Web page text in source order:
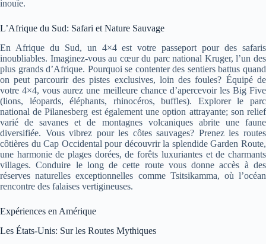
inouïe.
L’Afrique du Sud: Safari et Nature Sauvage
En Afrique du Sud, un 4×4 est votre passeport pour des safaris
inoubliables. Imaginez-vous au cœur du parc national Kruger, l’un des
plus grands d’Afrique. Pourquoi se contenter des sentiers battus quand
on peut parcourir des pistes exclusives, loin des foules? Équipé de
votre 4×4, vous aurez une meilleure chance d’apercevoir les Big Five
(lions, léopards, éléphants, rhinocéros, buffles). Explorer le parc
national de Pilanesberg est également une option attrayante; son relief
varié de savanes et de montagnes volcaniques abrite une faune
diversifiée. Vous vibrez pour les côtes sauvages? Prenez les routes
côtières du Cap Occidental pour découvrir la splendide Garden Route,
une harmonie de plages dorées, de forêts luxuriantes et de charmants
villages. Conduire le long de cette route vous donne accès à des
réserves naturelles exceptionnelles comme Tsitsikamma, où l’océan
rencontre des falaises vertigineuses.
Expériences en Amérique
Les États-Unis: Sur les Routes Mythiques